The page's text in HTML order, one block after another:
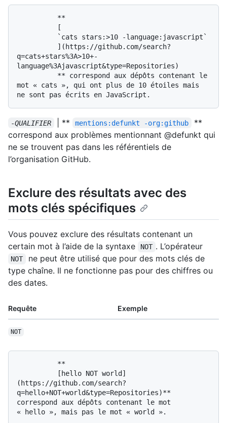
q=cats+stars%3A>10+-
language%3Ajavascript&type=Repositories)
mot « cats », qui ont plus de 10 étoiles mais
-QUALIFIER | ** mentions:defunkt -org:github
**
correspond aux problèmes mentionnant @defunkt qui
ne se trouvent pas dans les référentiels de
l’organisation GitHub.
Exclure des résultats avec des
mots clés spécifiques
Vous pouvez exclure des résultats contenant un
certain mot à l’aide de la syntaxe
NOT . L’opérateur
NOT
ne peut être utilisé que pour des mots clés de
type chaîne. Il ne fonctionne pas pour des chiffres ou
des dates.
Requête Exemple
NOT
(https://github.com/search?
q=hello+NOT+world&type=Repositories)**
correspond aux dépôts contenant le mot